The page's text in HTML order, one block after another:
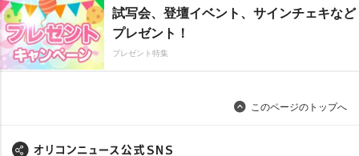
試写会、登壇イベント、サインチェキなど
プレゼント！
プレゼント特集
このページのトップへ